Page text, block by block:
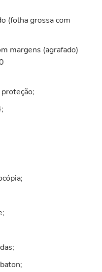
(folha grossa com
margens (agrafado)